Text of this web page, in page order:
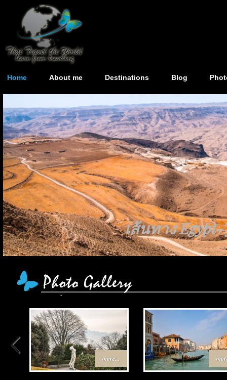
Home About me Destinations Blog
เส้นทาง
more...